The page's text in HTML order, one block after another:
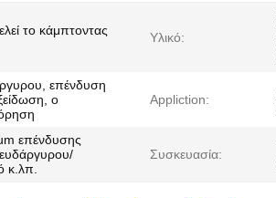
το κάμπτοντας
Υλικό:
επένδυση
ο
Appliction:
επένδυσης
κ.λπ.
Συσκευασία: